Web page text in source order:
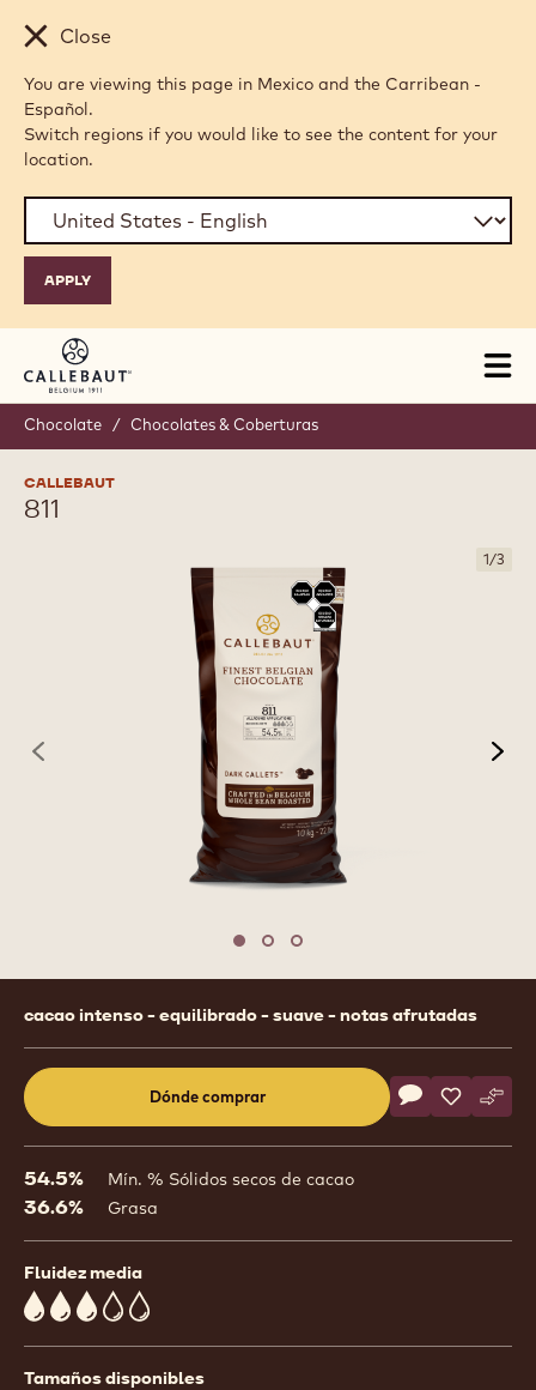
Skip to main content
Close
You are viewing this page in Mexico and the Carribean -
Español.
Switch regions if you would like to see the content for your
location.
Chocolate / Chocolates & Coberturas
CALLEBAUT
811
1/3
previous
Move to slide 1
Move to slide 2
Move to slide 3
Product
information
cacao intenso - equilibrado - suave - notas afrutadas
Dónde comprar
a
window)
Actions
Escribe un
- 811Salvar
- 811- 811
54.5% Mín. % Sólidos secos de cacao
36.6% Grasa
Fluidez media
3
Tamaños disponibles